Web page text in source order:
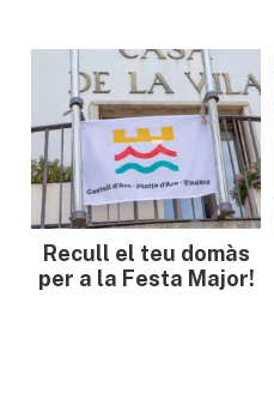
Recull el teu domàs
per a la Festa Major!